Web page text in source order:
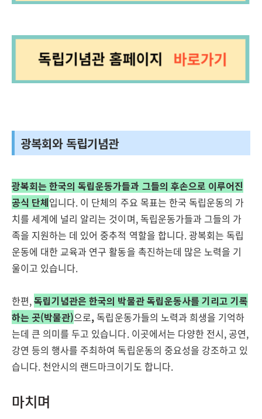
광복회와 독립기념관
광복회는 한국의 독립운동가들과 그들의 후손으로 이루어진
공식 단체입니다. 이 단체의 주요 목표는 한국 독립운동의 가
치를 세계에 널리 알리는 것이며, 독립운동가들과 그들의 가
족을 지원하는 데 있어 중추적 역할을 합니다. 광복회는 독립
운동에 대한 교육과 연구 활동을 촉진하는데 많은 노력을 기
울이고 있습니다.
한편,독립기념관은 한국의 박물관 독립운동사를 기리고 기록
하는 곳(박물관)으로,독립운동가들의 노력과 희생을 기억하
는데 큰 의미를 두고 있습니다. 이곳에서는 다양한 전시, 공연,
강연 등의 행사를 주최하여 독립운동의 중요성을 강조하고 있
습니다. 천안시의 랜드마크이기도 합니다.
마치며